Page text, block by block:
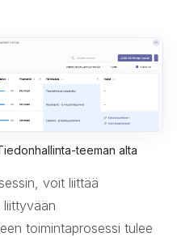
teeman alta
voit liittää
liittyvään
toimintaprosessi tulee